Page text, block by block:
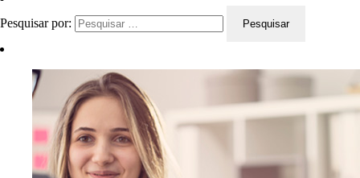
Pesquisar por: